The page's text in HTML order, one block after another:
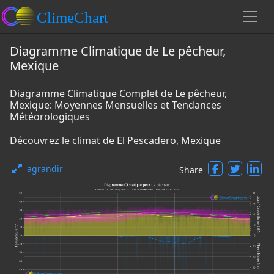
Diagramme Climatique de Le pêcheur,
Mexique
Diagramme Climatique Complet de Le pêcheur,
Mexique: Moyennes Mensuelles et Tendances
Météorologiques
Découvrez le climat de El Pescadero, Mexique
agrandir Share